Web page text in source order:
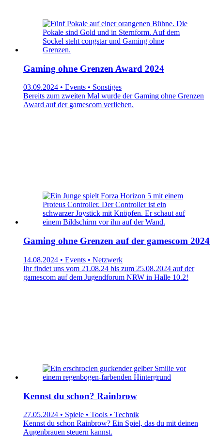
Gaming ohne Grenzen Award 2024
03.09.2024 • Events • Sonstiges
Bereits zum zweiten Mal wurde der Gaming ohne Grenzen
Award auf der gamescom verliehen.
Gaming ohne Grenzen auf der gamescom 2024
14.08.2024 • Events • Netzwerk
Ihr findet uns vom 21.08.24 bis zum 25.08.2024 auf der
gamescom auf dem Jugendforum NRW in Halle 10.2!
Kennst du schon? Rainbrow
27.05.2024 • Spiele • Tools • Technik
Kennst du schon Rainbrow? Ein Spiel, das du mit deinen
Augenbrauen steuern kannst.